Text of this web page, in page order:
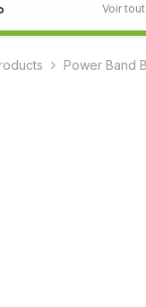
Voir tout
Power Band